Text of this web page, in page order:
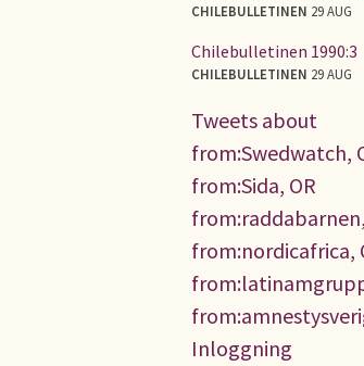
CHILEBULLETINEN 29 AUG
Chilebulletinen 1990:3
CHILEBULLETINEN 29 AUG
Tweets about
from:Swedwatch,
from:Sida, OR
from:nordicafrica,
Inloggning